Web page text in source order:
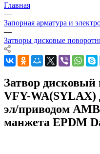
Главная
—
Запорная арматура и
—
Затворы дисковые
Затвор
VFY-WA(SYLAX)
эл/приводом
манжета EPDM